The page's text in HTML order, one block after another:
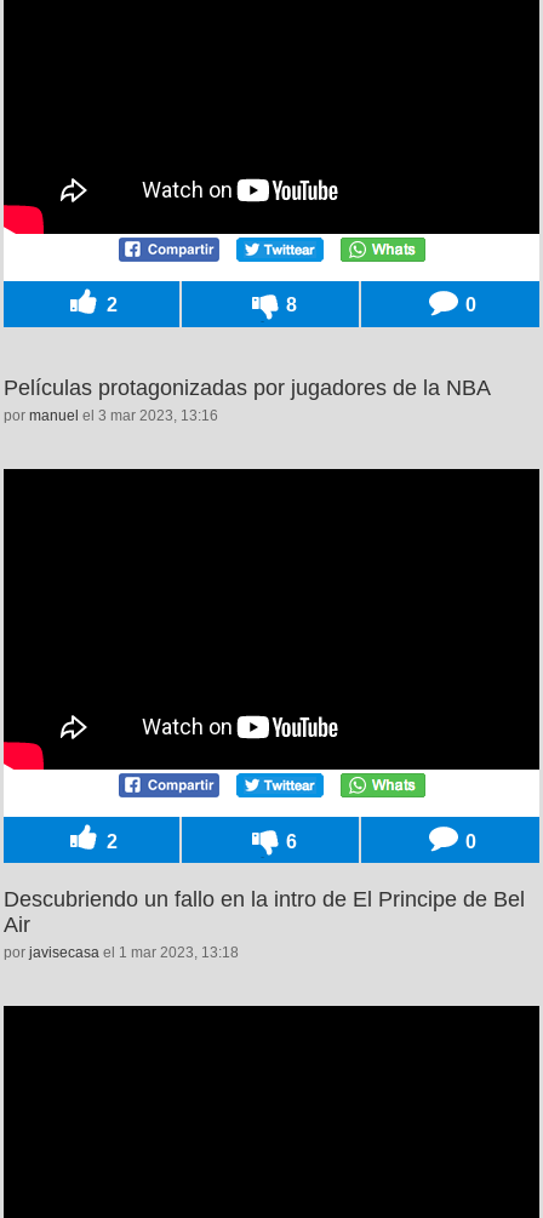
2 8 0
Películas protagonizadas por jugadores de la NBA
por manuel el 3 mar 2023, 13:16
2 6 0
Descubriendo un fallo en la intro de El Principe de Bel
Air
por javisecasa el 1 mar 2023, 13:18